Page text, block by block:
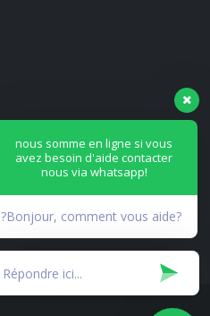
nous somme en ligne si vous
avez besoin d'aide contacter
nous via whatsapp!
?Bonjour, comment vous aide?